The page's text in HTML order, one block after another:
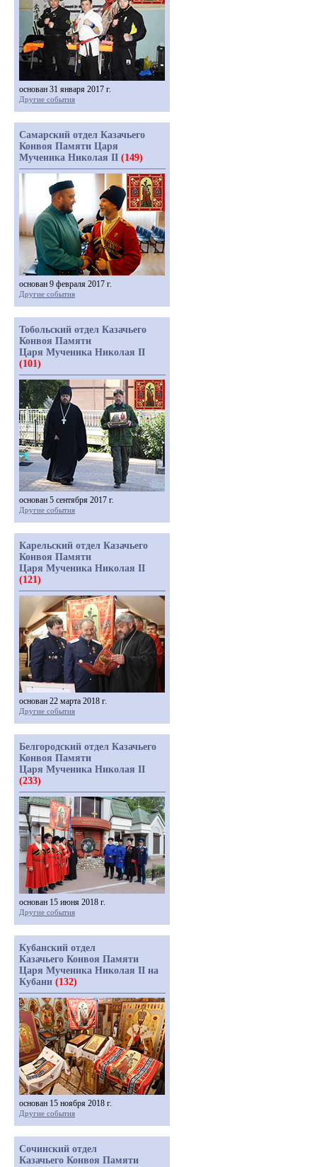
основан 31 января 2017 г.
Другие события
Самарский отдел Казачьего
Конвоя Памяти Царя
Мученика Николая II (149)
основан 9 февраля 2017 г.
Другие события
Тобольский отдел Казачьего
Конвоя Памяти
Царя Мученика Николая II
(101)
основан 5 сентября 2017 г.
Другие события
Карельский отдел Казачьего
Конвоя Памяти
Царя Мученика Николая II
(121)
основан 22 марта 2018 г.
Другие события
Белгородский отдел Казачьего
Конвоя Памяти
Царя Мученика Николая II
(233)
основан 15 июня 2018 г.
Другие события
Кубанский отдел
Казачьего Конвоя Памяти
Царя Мученика Николая II на
Кубани (132)
основан 15 ноября 2018 г.
Другие события
Сочинский отдел
Казачьего Конвоя Памяти